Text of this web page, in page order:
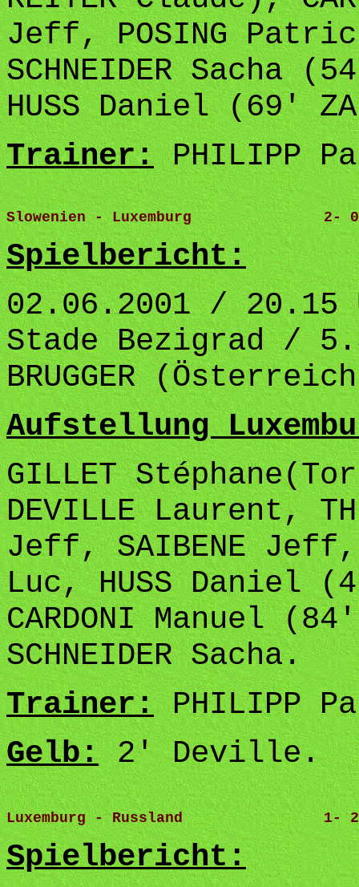
Jeff, POSING
SCHNEIDER Sacha
HUSS Daniel (69'
Trainer:PHILIPP
Slowenien - Luxemburg               2-
Spielbericht:
02.06.2001 /
Stade Bezigrad /
BRUGGER
Aufstellung
GILLET
DEVILLE Laurent,
Jeff, SAIBENE Jeff,
Luc, HUSS Daniel
CARDONI Manuel
SCHNEIDER Sacha.
Trainer:PHILIPP
Gelb:2' Deville.
Luxemburg - Russland                1-
Spielbericht: